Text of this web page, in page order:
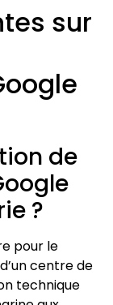
sur
de
?
pour le
centre de
technique